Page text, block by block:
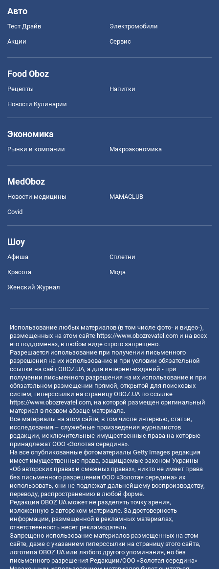
Авто
Тест Драйв Электромобили
Акции Сервис
Food Oboz
Рецепты Напитки
Новости Кулинарии
Экономика
Рынки и компании Mакроэкономика
MedOboz
Новости медицины MAMACLUB
Covid
Шоу
Афиша Сплетни
Красота Мода
Женский Журнал
Использование любых материалов (в том числе фото- и видео-),
размещенных на этом сайте https://www.obozrevatel.com и на всех
его поддоменах, в любом виде строго запрещено.
Разрешается использование при получении письменного
разрешения на их использование и при условии обязательной
ссылки на сайт OBOZ.UA, а для интернет-изданий - при
получении письменного разрешения на их использование и при
обязательном размещении прямой, открытой для поисковых
систем, гиперссылки на страницу OBOZ.UA по ссылке
https://www.obozrevatel.com, на которой размещен оригинальный
материал в первом абзаце материала.
Все материалы на этом сайте, в том числе интервью, статьи,
исследования – служебные произведения журналистов
редакции, исключительные имущественные права на которые
принадлежат ООО «Золотая середина».
На все опубликованные фотоматериалы Getty Images редакция
имеет имущественные права, защищаемые законом Украины
«Об авторских правах и смежных правах», никто не имеет права
без письменного разрешения ООО «Золотая середина» их
использовать, они не подлежат дальнейшему воспроизводству,
переводу, распространению в любой форме.
Редакция OBOZ.UA может не разделять точку зрения,
изложенную в авторском материале. За достоверность
информации, размещенной в рекламных материалах,
ответственность несет рекламодатель.
Запрещено использование материалов размещенных на этом
сайте, даже с указанием гиперссылки на страницу этого сайта,
логотипа OBOZ.UA или любого другого упоминания, но без
письменного разрешения Редакции/ООО «Золотая середина»